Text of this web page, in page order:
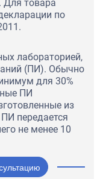
Для товара
по
лабораторией,
(ПИ). Обычно
для 30%
ПИ
из
передается
не менее 10